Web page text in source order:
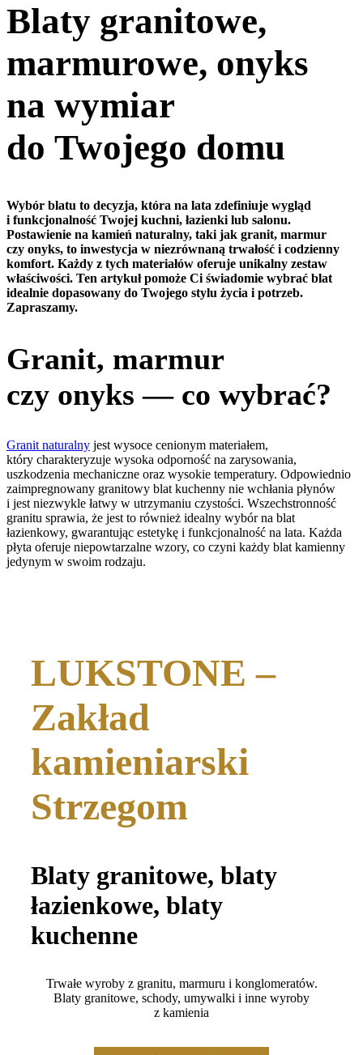
Blaty granitowe,
marmurowe, onyks
na wymiar
do Twojego domu
Wybór blatu to decyzja, która na lata zdefiniuje wygląd
i funkcjonalność Twojej kuchni, łazienki lub salonu.
Postawienie na kamień naturalny, taki jak granit, marmur
czy onyks, to inwestycja w niezrównaną trwałość i codzienny
komfort. Każdy z tych materiałów oferuje unikalny zestaw
właściwości. Ten artykuł pomoże Ci świadomie wybrać blat
idealnie dopasowany do Twojego stylu życia i potrzeb.
Zapraszamy.
Granit, marmur
czy onyks — co wybrać?
Granit naturalny jest wysoce cenionym materiałem,
który charakteryzuje wysoka odporność na zarysowania,
uszkodzenia mechaniczne oraz wysokie temperatury. Odpowiednio
zaimpregnowany granitowy blat kuchenny nie wchłania płynów
i jest niezwykle łatwy w utrzymaniu czystości. Wszechstronność
granitu sprawia, że jest to również idealny wybór na blat
łazienkowy, gwarantując estetykę i funkcjonalność na lata. Każda
płyta oferuje niepowtarzalne wzory, co czyni każdy blat kamienny
jedynym w swoim rodzaju.
LUKSTONE –
Zakład
kamieniarski
Strzegom
Blaty granitowe, blaty
łazienkowe, blaty
kuchenne
Trwałe wyroby z granitu, marmuru i konglomeratów.
Blaty granitowe, schody, umywalki i inne wyroby
z kamienia